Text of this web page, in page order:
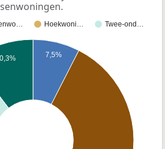
Hoekwoni…
Twee-ond…
7,5%